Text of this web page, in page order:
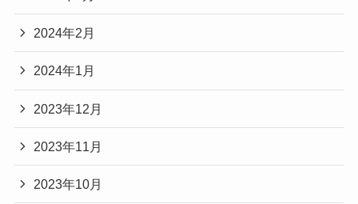
2024年2月
2024年1月
2023年12月
2023年11月
2023年10月